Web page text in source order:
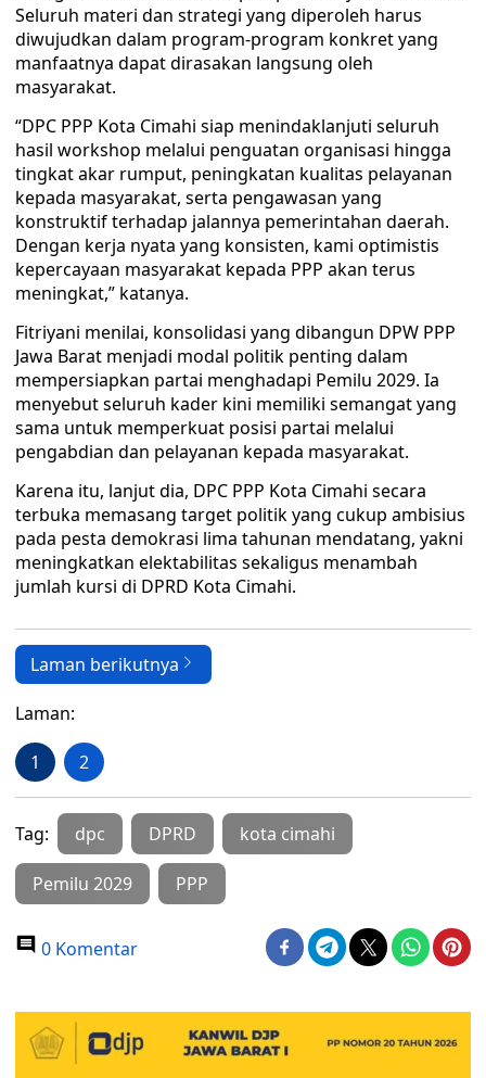
Seluruh materi dan strategi yang diperoleh harus
diwujudkan dalam program-program konkret yang
manfaatnya dapat dirasakan langsung oleh
masyarakat.
“DPC PPP Kota Cimahi siap menindaklanjuti seluruh
hasil workshop melalui penguatan organisasi hingga
tingkat akar rumput, peningkatan kualitas pelayanan
kepada masyarakat, serta pengawasan yang
konstruktif terhadap jalannya pemerintahan daerah.
Dengan kerja nyata yang konsisten, kami optimistis
kepercayaan masyarakat kepada PPP akan terus
meningkat,” katanya.
Fitriyani menilai, konsolidasi yang dibangun DPW PPP
Jawa Barat menjadi modal politik penting dalam
mempersiapkan partai menghadapi Pemilu 2029. Ia
menyebut seluruh kader kini memiliki semangat yang
sama untuk memperkuat posisi partai melalui
pengabdian dan pelayanan kepada masyarakat.
Karena itu, lanjut dia, DPC PPP Kota Cimahi secara
terbuka memasang target politik yang cukup ambisius
pada pesta demokrasi lima tahunan mendatang, yakni
meningkatkan elektabilitas sekaligus menambah
jumlah kursi di DPRD Kota Cimahi.
Laman berikutnya
Laman:
1 2
Tag: dpc DPRD kota cimahi
Pemilu 2029 PPP
0 Komentar